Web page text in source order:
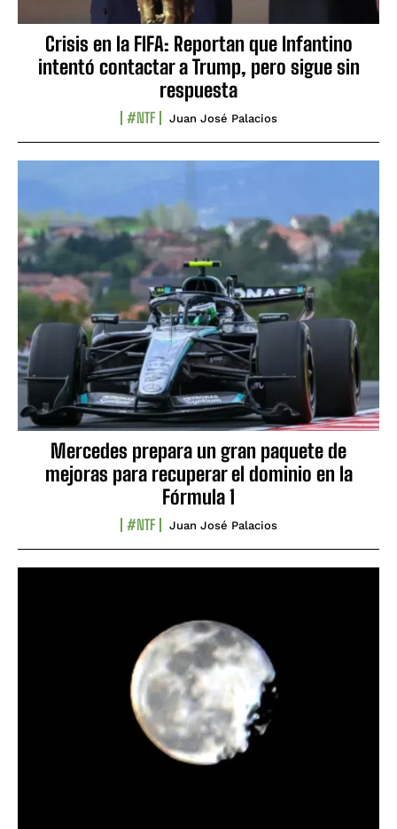
Crisis en la FIFA: Reportan que Infantino
intentó contactar a Trump, pero sigue sin
respuesta
#NTF Juan José Palacios
Mercedes prepara un gran paquete de
mejoras para recuperar el dominio en la
Fórmula 1
#NTF Juan José Palacios